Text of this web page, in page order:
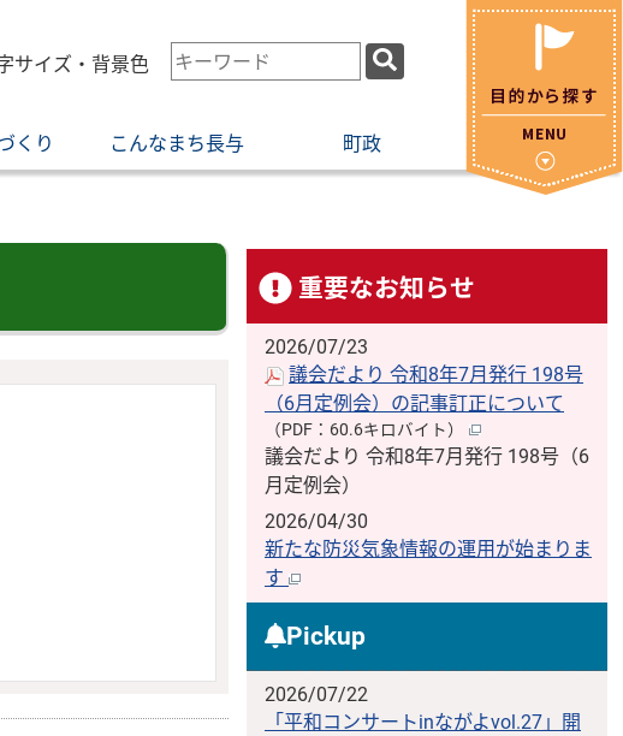
サイズ・背景色
検
索
ー
ワ
くり こんなまち長与 町政
重要なお知らせ
2026/07/23
議会だより 令和8年7月発行 198号
（6月定例会）の記事訂正について
（PDF：60.6キロバイト）
議会だより 令和8年7月発行 198号（6
月定例会）
2026/04/30
新たな防災気象情報の運用が始まりま
す
Pickup
2026/07/22
「平和コンサートinながよvol.27」開